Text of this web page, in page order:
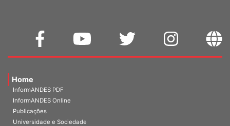
Home
InformANDES PDF
InformANDES Online
Publicações
Universidade e Sociedade